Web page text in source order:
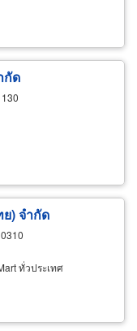
กัด
) จำกัด
ทั่วประเทศ